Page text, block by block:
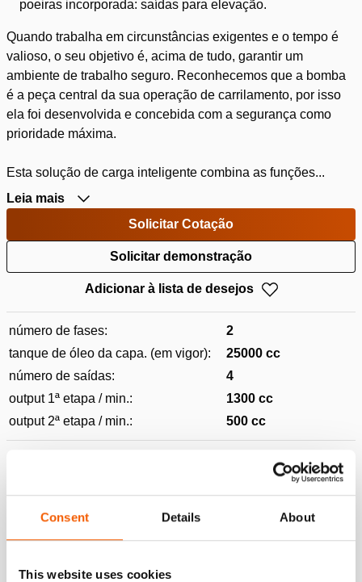
Consent Details About
This website uses cookies
poeiras incorporada: saídas para elevação.
Quando trabalha em circunstâncias exigentes e o tempo é
valioso, o seu objetivo é, acima de tudo, garantir um
ambiente de trabalho seguro. Reconhecemos que a bomba
é a peça central da sua operação de carrilamento, por isso
ela foi desenvolvida e concebida com a segurança como
prioridade máxima.
Esta solução de carga inteligente combina as funções...
Leia mais
Solicitar Cotação
Solicitar demonstração
Adicionar à lista de desejos
número de fases:
2
tanque de óleo da capa. (em vigor):
25000 cc
número de saídas:
4
output 1ª etapa / min.:
1300 cc
output 2ª etapa / min.:
500 cc
Combinação de uma unidade de bomba e um painel de
controlo num sistema integrado.
Controlada remotamente (até cem metros); contribui